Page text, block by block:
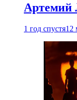
Артемий
1 год спустя12